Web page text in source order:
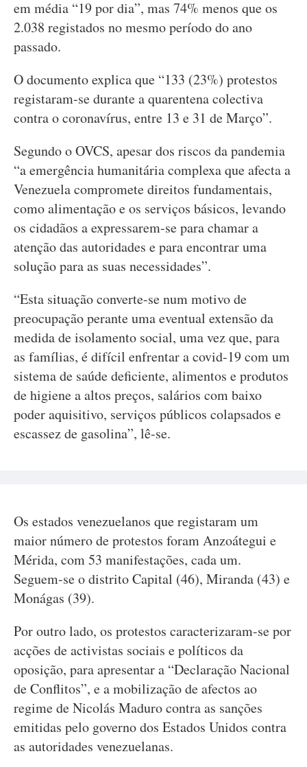
em média “19 por dia”, mas 74% menos que os
2.038 registados no mesmo período do ano
passado.
O documento explica que “133 (23%) protestos
registaram-se durante a quarentena colectiva
contra o coronavírus, entre 13 e 31 de Março”.
Segundo o OVCS, apesar dos riscos da pandemia
“a emergência humanitária complexa que afecta a
Venezuela compromete direitos fundamentais,
como alimentação e os serviços básicos, levando
os cidadãos a expressarem-se para chamar a
atenção das autoridades e para encontrar uma
solução para as suas necessidades”.
“Esta situação converte-se num motivo de
preocupação perante uma eventual extensão da
medida de isolamento social, uma vez que, para
as famílias, é difícil enfrentar a covid-19 com um
sistema de saúde deficiente, alimentos e produtos
de higiene a altos preços, salários com baixo
poder aquisitivo, serviços públicos colapsados e
escassez de gasolina”, lê-se.
Os estados venezuelanos que registaram um
maior número de protestos foram Anzoátegui e
Mérida, com 53 manifestações, cada um.
Seguem-se o distrito Capital (46), Miranda (43) e
Monágas (39).
Por outro lado, os protestos caracterizaram-se por
acções de activistas sociais e políticos da
oposição, para apresentar a “Declaração Nacional
de Conflitos”, e a mobilização de afectos ao
regime de Nicolás Maduro contra as sanções
emitidas pelo governo dos Estados Unidos contra
as autoridades venezuelanas.